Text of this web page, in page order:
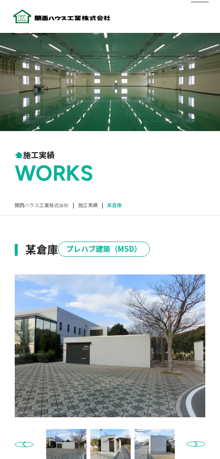
施工実績
WORKS
関西ハウス工業株式会社 | 施工実績 | 某倉庫
某倉庫 プレハブ建築（MSD）